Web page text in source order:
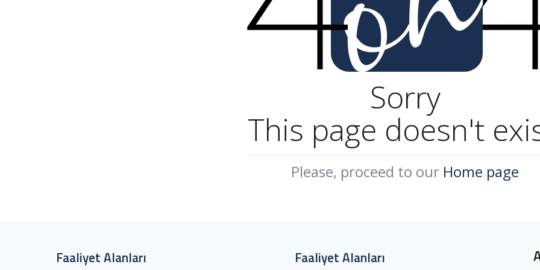
Sorry
This page doesn't
Please, proceed to our Home page
Faaliyet Alanları Faaliyet Alanları